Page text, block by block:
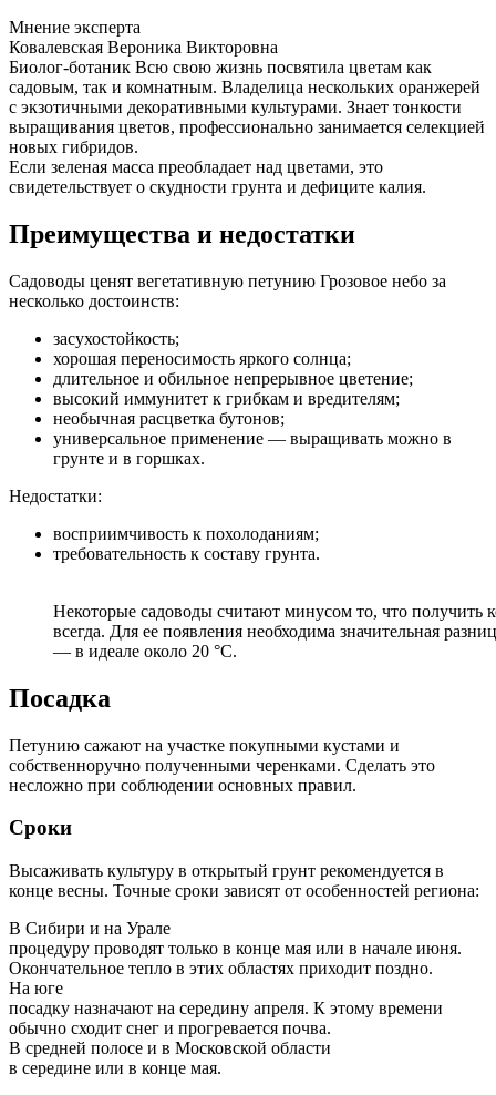
Мнение эксперта
Ковалевская Вероника Викторовна
Биолог-ботаник Всю свою жизнь посвятила цветам как
садовым, так и комнатным. Владелица нескольких оранжерей
с экзотичными декоративными культурами. Знает тонкости
выращивания цветов, профессионально занимается селекцией
новых гибридов.
Если зеленая масса преобладает над цветами, это
свидетельствует о скудности грунта и дефиците калия.
Преимущества и недостатки
Садоводы ценят вегетативную петунию Грозовое небо за
несколько достоинств:
засухостойкость;
хорошая переносимость яркого солнца;
длительное и обильное непрерывное цветение;
высокий иммунитет к грибкам и вредителям;
необычная расцветка бутонов;
универсальное применение — выращивать можно в
грунте и в горшках.
Недостатки:
восприимчивость к похолоданиям;
требовательность к составу грунта.
Некоторые садоводы считают минусом то, что получить
всегда. Для ее появления необходима значительная
— в идеале около 20 °С.
Посадка
Петунию сажают на участке покупными кустами и
собственноручно полученными черенками. Сделать это
несложно при соблюдении основных правил.
Сроки
Высаживать культуру в открытый грунт рекомендуется в
конце весны. Точные сроки зависят от особенностей региона:
В Сибири и на Урале
процедуру проводят только в конце мая или в начале июня.
Окончательное тепло в этих областях приходит поздно.
На юге
посадку назначают на середину апреля. К этому времени
обычно сходит снег и прогревается почва.
В средней полосе и в Московской области
в середине или в конце мая.